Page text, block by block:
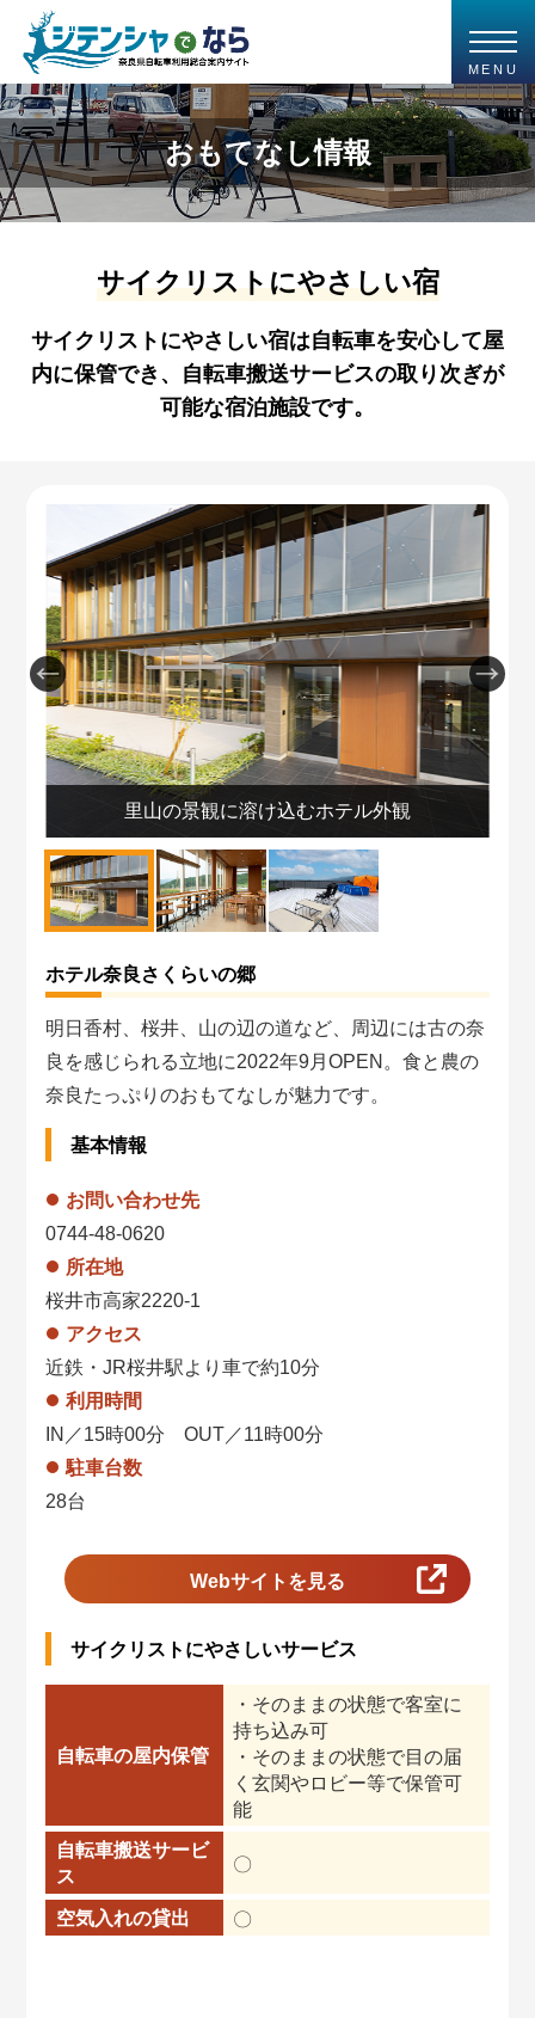
MENU
おもてなし情報
サイクリストにやさしい宿
サイクリストにやさしい宿は自転車を安心して屋
内に保管でき、自転車搬送サービスの取り次ぎが
可能な宿泊施設です。
里山の景観に溶け込むホテル外観
ホテル奈良さくらいの郷
明日香村、桜井、山の辺の道など、周辺には古の奈
良を感じられる立地に2022年9月OPEN。食と農の
奈良たっぷりのおもてなしが魅力です。
基本情報
お問い合わせ先
0744-48-0620
所在地
桜井市高家2220-1
アクセス
近鉄・JR桜井駅より車で約10分
利用時間
IN／15時00分 OUT／11時00分
駐車台数
28台
Webサイトを見る
サイクリストにやさしいサービス
自転車の屋内保管
・そのままの状態で客室に
持ち込み可
・そのままの状態で目の届
く玄関やロビー等で保管可
能
自転車搬送サービ
ス
〇
空気入れの貸出 〇